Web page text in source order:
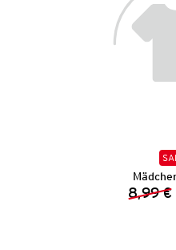
Preis: 8,99 €